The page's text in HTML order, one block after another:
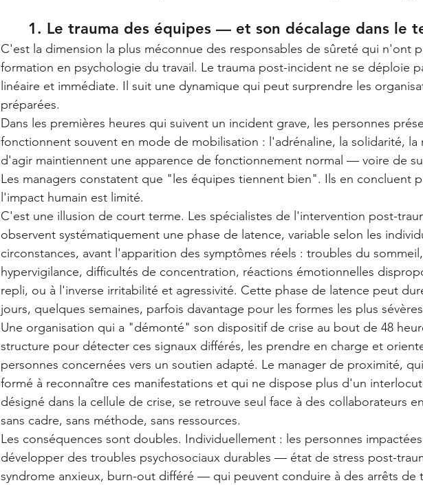
1. Le trauma des équipes — et son décalage dans le
C'est la dimension la plus méconnue des responsables de sûreté qui n'ont
formation en psychologie du travail. Le trauma post-incident ne se déploie
linéaire et immédiate. Il suit une dynamique qui peut surprendre les
préparées.
Dans les premières heures qui suivent un incident grave, les personnes
fonctionnent souvent en mode de mobilisation : l'adrénaline, la solidarité, la
d'agir maintiennent une apparence de fonctionnement normal — voire de
Les managers constatent que "les équipes tiennent bien". Ils en concluent
l'impact humain est limité.
C'est une illusion de court terme. Les spécialistes de l'intervention post-
observent systématiquement une phase de latence, variable selon les
circonstances, avant l'apparition des symptômes réels : troubles du sommeil,
hypervigilance, difficultés de concentration, réactions émotionnelles
repli, ou à l'inverse irritabilité et agressivité. Cette phase de latence peut
jours, quelques semaines, parfois davantage pour les formes les plus
Une organisation qui a "démonté" son dispositif de crise au bout de 48
structure pour détecter ces signaux différés, les prendre en charge et
personnes concernées vers un soutien adapté. Le manager de proximité,
formé à reconnaître ces manifestations et qui ne dispose plus d'un
désigné dans la cellule de crise, se retrouve seul face à des collaborateurs
sans cadre, sans méthode, sans ressources.
Les conséquences sont doubles. Individuellement : les personnes
développer des troubles psychosociaux durables — état de stress post-
syndrome anxieux, burn-out différé — qui peuvent conduire à des arrêts de